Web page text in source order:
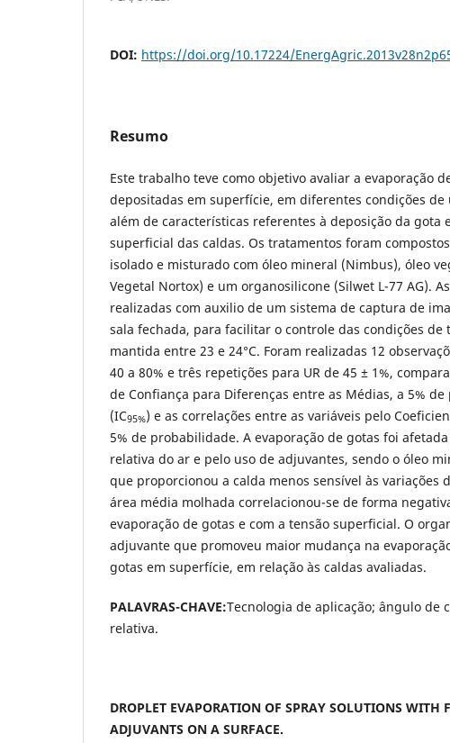
DOI: https://doi.org/10.17224/
Resumo
Este trabalho teve como objetivo avaliar a evaporação
depositadas em superfície, em diferentes condições
além de características referentes à deposição da gota
superficial das caldas. Os tratamentos foram
isolado e misturado com óleo mineral (Nimbus), óleo
Vegetal Nortox) e um organosilicone (Silwet L-77 AG).
realizadas com auxilio de um sistema de captura de
sala fechada, para facilitar o controle das condições de
mantida entre 23 e 24°C. Foram realizadas 12
40 a 80% e três repetições para UR de 45 ± 1%,
de Confiança para Diferenças entre as Médias, a 5%
(IC95%) e as correlações entre as variáveis pelo
5% de probabilidade. A evaporação de gotas foi
relativa do ar e pelo uso de adjuvantes, sendo o óleo
que proporcionou a calda menos sensível às variações
área média molhada correlacionou-se de forma
evaporação de gotas e com a tensão superficial. O
adjuvante que promoveu maior mudança na
gotas em superfície, em relação às caldas avaliadas.
PALAVRAS-CHAVE:Tecnologia de aplicação; ângulo de
relativa.
DROPLET EVAPORATION OF SPRAY SOLUTIONS WITH
ADJUVANTS ON A SURFACE.